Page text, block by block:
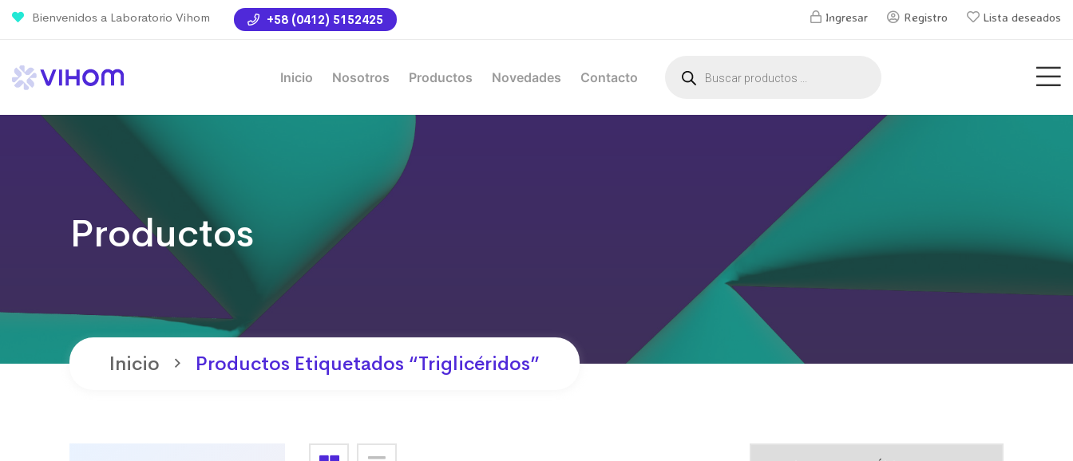
Bienvenidos a Laboratorio Vihom +58 (0412) 5152425 Ingresar Registro Lista deseados
Inicio Nosotros Productos Novedades Contacto
Productos
Inicio Productos Etiquetados “triglicéridos”